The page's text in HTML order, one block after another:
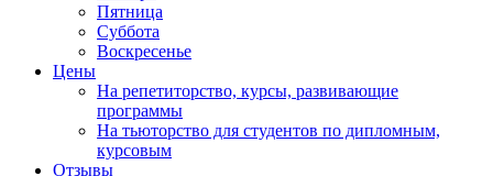
Пятница
Суббота
Воскресенье
Цены
На репетиторство, курсы, развивающие
программы
На тьюторство для студентов по дипломным,
курсовым
Отзывы